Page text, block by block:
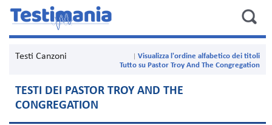
Testi Canzoni
Visualizza l'ordine alfabetico dei titoli
Tutto su Pastor Troy And The Congregation
TESTI DEI PASTOR TROY AND THE
CONGREGATION